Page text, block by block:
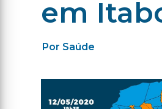
em
Por Saúde